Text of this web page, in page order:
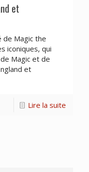
et
de Magic the
iconiques, qui
Magic et de
et
Lire la suite